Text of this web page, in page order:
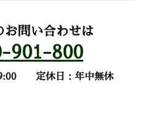
お問い合わせは
901-800
定休日：年中無休